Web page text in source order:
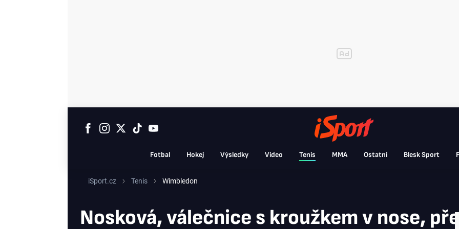
Fotbal Hokej Výsledky Video Tenis MMA Ostatní Blesk Sport
iSport.cz Tenis Wimbledon
Nosková, válečnice s kroužkem v nose,